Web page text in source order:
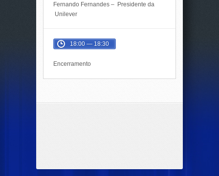
Fernando Fernandes – Presidente da
Unilever
18:00 — 18:30
Encerramento